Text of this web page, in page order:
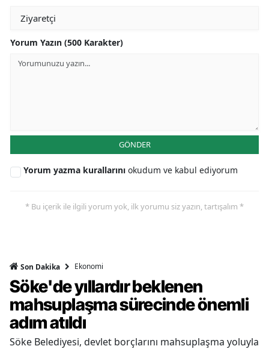
Yorum Yazın (500 Karakter)
GÖNDER
Yorum yazma kurallarını okudum ve kabul ediyorum
* Bu içerik ile ilgili yorum yok, ilk yorumu siz yazın, tartışalım *
Son Dakika Ekonomi
Söke'de yıllardır beklenen
mahsuplaşma sürecinde önemli
adım atıldı
Söke Belediyesi, devlet borçlarını mahsuplaşma yoluyla